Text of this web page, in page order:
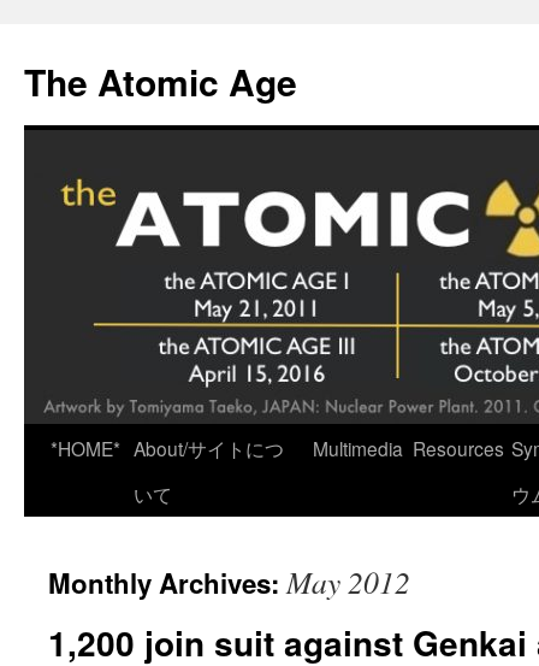
content
The Atomic Age
*HOME* About/サイトにつ
いて
Multimedia Resources
ウ
Monthly Archives:May 2012
1,200 join suit against